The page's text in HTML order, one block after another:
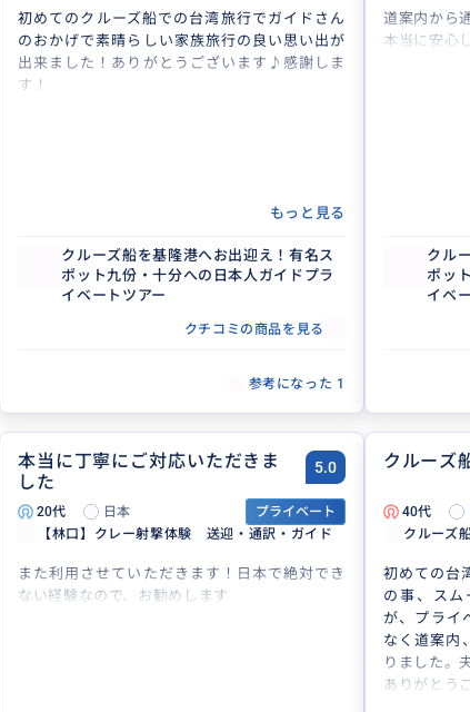
初めてのクルーズ船での台湾旅行でガイドさん
のおかげで素晴らしい家族旅行の良い思い出が
出来ました！ありがとうございます♪感謝しま
す！
もっと見る
クルーズ船を基隆港へお出迎え！有名ス
ポット九份・十分への日本人ガイドプラ
イベートツアー
クチコミの商品を見る
参考になった 1
道案内から
本当に安心
クル
ポッ
イベ
本当に丁寧にご対応いただきま
した
5.0
20代 日本
プライベート
【林口】クレー射撃体験 送迎・通訳・ガイド
また利用させていただきます！日本で絶対でき
ない経験なので、お勧めします
クルーズ
40代
クルーズ
初めての台
の事、スム
が、プライ
なく道案内
りました。
ありがとう